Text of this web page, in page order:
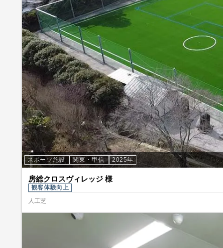
スポーツ施設 関東・甲信 2025年
房総クロスヴィレッジ 様
観客体験向上
人工芝